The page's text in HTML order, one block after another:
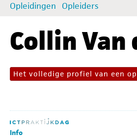
Opleidingen Opleiders
Collin
Het volledige profiel van een
Info